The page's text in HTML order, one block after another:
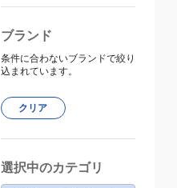
ブランド
条件に合わないブランドで絞り
込まれています。
クリア
選択中のカテゴリ